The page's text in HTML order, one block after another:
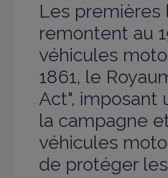
Les
remontent au
véhicules
1861, le
Act",
la campagne
véhicules
de protéger